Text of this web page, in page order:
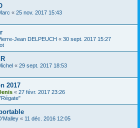
« 25 nov. 2017 15:43
Jean DELPEUCH « 30 sept. 2017 15:27
« 29 sept. 2017 18:53
2017
« 27 févr. 2017 23:26
« 11 déc. 2016 12:05